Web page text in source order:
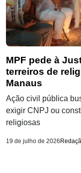
MPF pede à
terreiros de
Manaus
Ação civil pública
exigir CNPJ ou
religiosas
19 de julho de 2026